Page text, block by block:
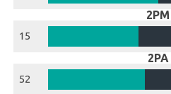
2PM
15
2PA
52